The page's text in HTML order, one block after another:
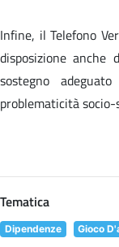
Infine, il Telefono
disposizione
sostegno
problematicità
Tematica
Dipendenze Gioco